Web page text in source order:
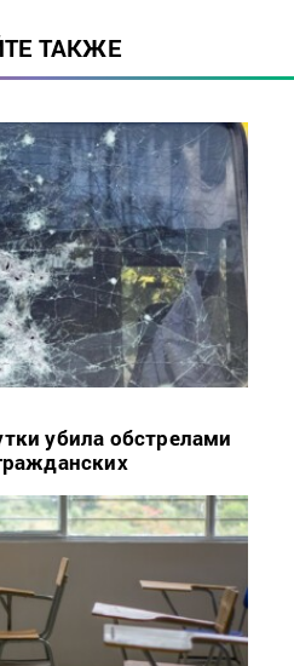
ТАКЖЕ
убила обстрелами